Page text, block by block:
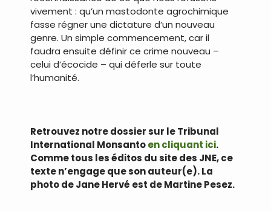
vivement : qu’un mastodonte agrochimique
fasse régner une dictature d’un nouveau
genre. Un simple commencement, car il
faudra ensuite définir ce crime nouveau –
celui d’écocide – qui déferle sur toute
l’humanité.
Retrouvez notre dossier sur le Tribunal
International Monsantoen cliquant ici.
Comme tous les éditos du site des JNE, ce
texte n’engage que son auteur(e). La
photo de Jane Hervé est de Martine Pesez.